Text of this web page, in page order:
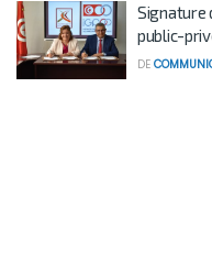
Signature
public-
DE